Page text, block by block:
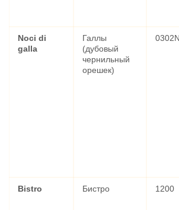
Noci di
galla
Галлы
(дубовый
чернильный
орешек)
0302N
Bistro Бистро 1200